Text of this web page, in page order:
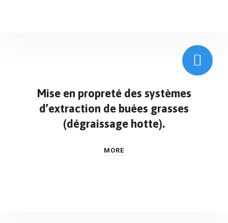
Mise en propreté des systèmes
d’extraction de buées grasses
(dégraissage hotte).
MORE